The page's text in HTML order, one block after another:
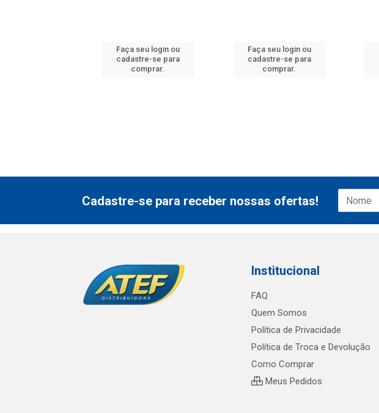
Faça seu login ou
cadastre-se para
comprar.
Faça seu login ou
cadastre-se para
comprar.
Cadastre-se para receber nossas ofertas!
Institucional
FAQ
Quem Somos
Política de Privacidade
Política de Troca e Devolução
Como Comprar
Meus Pedidos